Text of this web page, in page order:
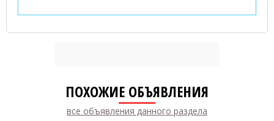
ПОХОЖИЕ ОБЪЯВЛЕНИЯ
все объявления данного раздела